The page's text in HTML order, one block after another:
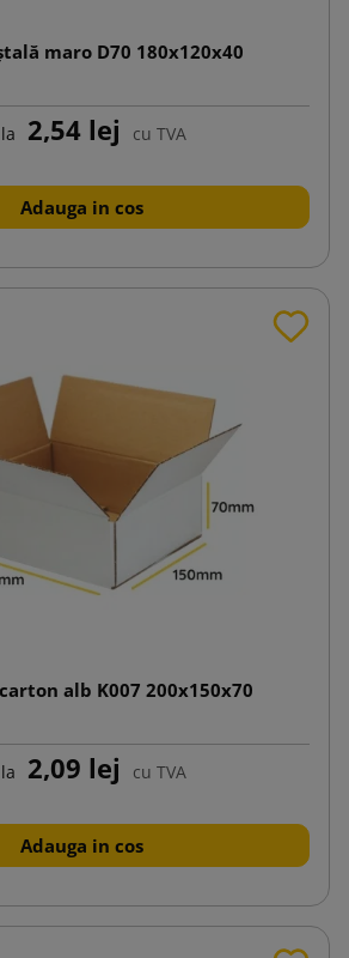
maro D70 180x120x40
2,54 lej cu TVA
Adauga in cos
alb K007 200x150x70
2,09 lej cu TVA
Adauga in cos